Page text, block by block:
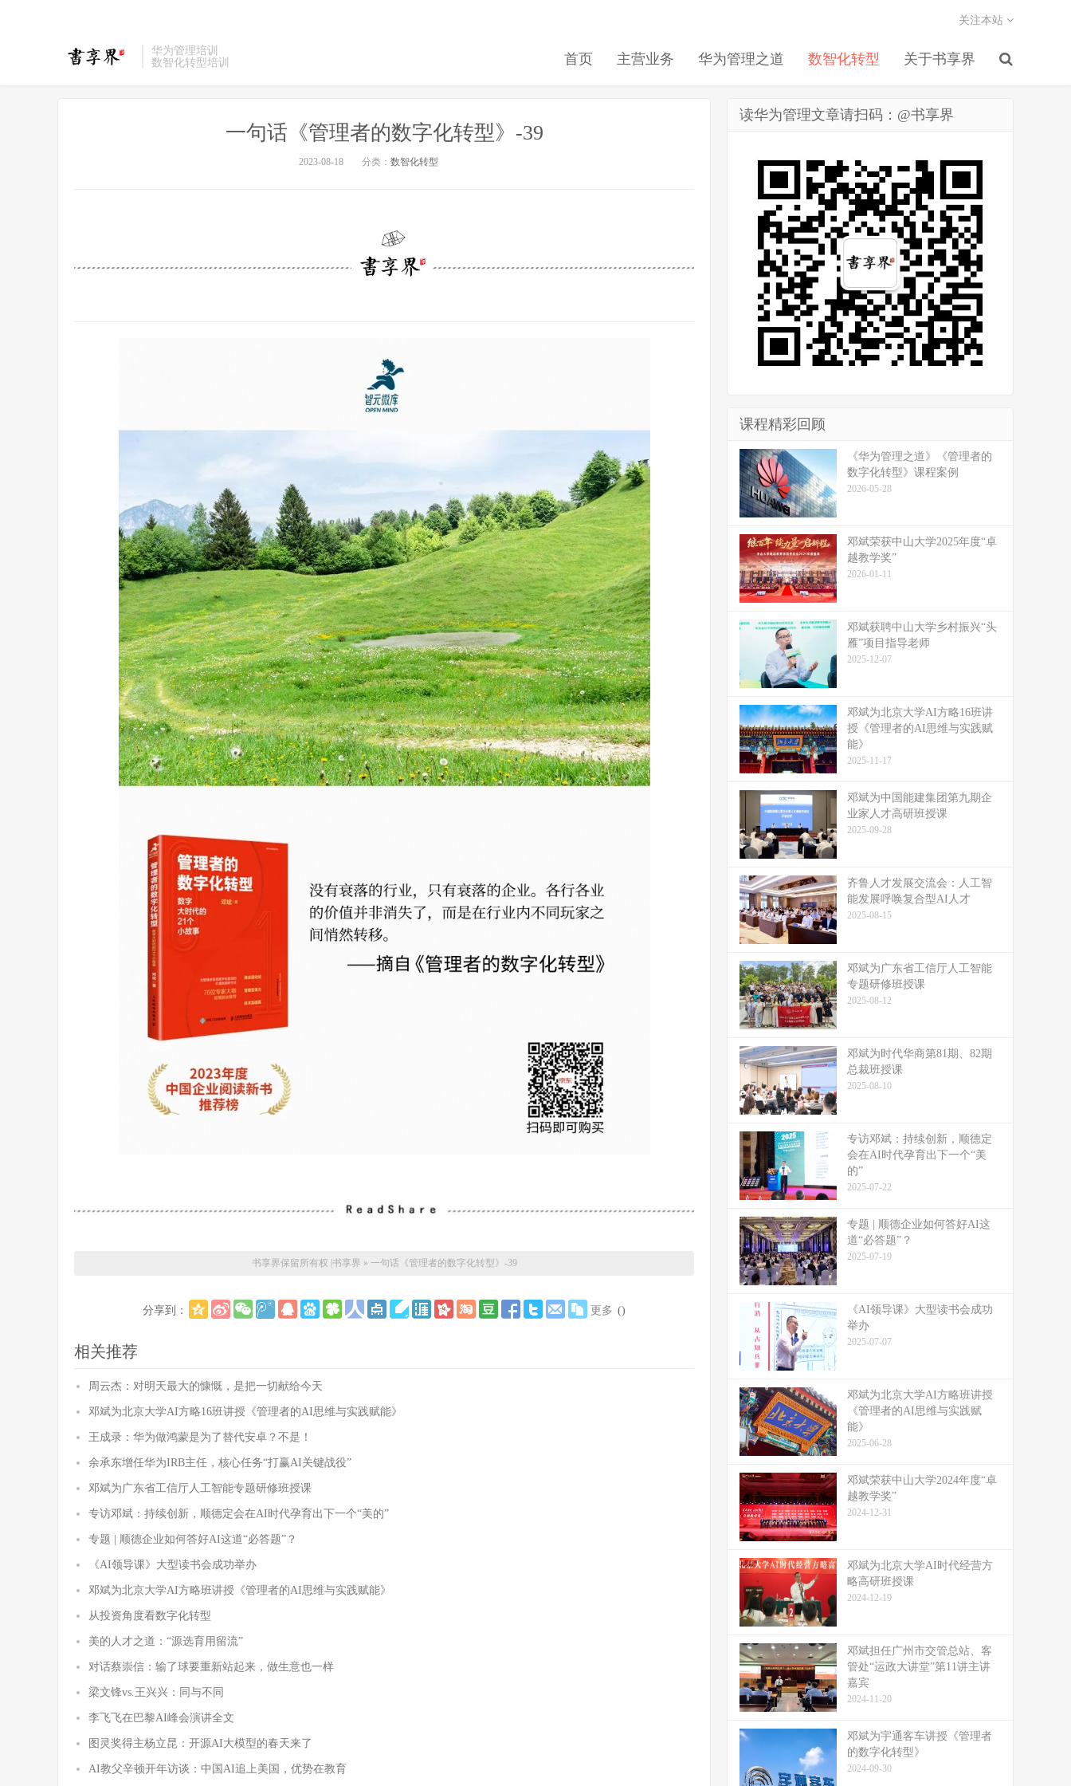
华为管理培训
数智化转型培训
首页 主营业务 华为管理之道 数智化转型 关于书享界
关注本站
一句话《管理者的数字化转型》-39
2023-08-18 分类： 数智化转型
书享界保留所有权 |书享界 » 一句话《管理者的数字化转型》-39
分享到： 更多 ()
相关推荐
周云杰：对明天最大的慷慨，是把一切献给今天
邓斌为北京大学AI方略16班讲授《管理者的AI思维与实践赋能》
王成录：华为做鸿蒙是为了替代安卓？不是！
余承东增任华为IRB主任，核心任务“打赢AI关键战役”
邓斌为广东省工信厅人工智能专题研修班授课
专访邓斌：持续创新，顺德定会在AI时代孕育出下一个“美的”
专题 | 顺德企业如何答好AI这道“必答题”？
《AI领导课》大型读书会成功举办
邓斌为北京大学AI方略班讲授《管理者的AI思维与实践赋能》
从投资角度看数字化转型
美的人才之道：“源选育用留流”
对话蔡崇信：输了球要重新站起来，做生意也一样
梁文锋vs.王兴兴：同与不同
李飞飞在巴黎AI峰会演讲全文
图灵奖得主杨立昆：开源AI大模型的春天来了
AI教父辛顿开年访谈：中国AI追上美国，优势在教育
读华为管理文章请扫码：@书享界
课程精彩回顾
《华为管理之道》《管理者的
数字化转型》课程案例
2026-05-28
邓斌荣获中山大学2025年度“卓
越教学奖”
2026-01-11
邓斌获聘中山大学乡村振兴“头
雁”项目指导老师
2025-12-07
邓斌为北京大学AI方略16班讲
授《管理者的AI思维与实践赋
能》
2025-11-17
邓斌为中国能建集团第九期企
业家人才高研班授课
2025-09-28
齐鲁人才发展交流会：人工智
能发展呼唤复合型AI人才
2025-08-15
邓斌为广东省工信厅人工智能
专题研修班授课
2025-08-12
邓斌为时代华商第81期、82期
总裁班授课
2025-08-10
专访邓斌：持续创新，顺德定
会在AI时代孕育出下一个“美
的”
2025-07-22
专题 | 顺德企业如何答好AI这
道“必答题”？
2025-07-19
《AI领导课》大型读书会成功
举办
2025-07-07
邓斌为北京大学AI方略班讲授
《管理者的AI思维与实践赋
能》
2025-06-28
邓斌荣获中山大学2024年度“卓
越教学奖”
2024-12-31
邓斌为北京大学AI时代经营方
略高研班授课
2024-12-19
邓斌担任广州市交管总站、客
管处“运政大讲堂”第11讲主讲
嘉宾
2024-11-20
邓斌为宇通客车讲授《管理者
的数字化转型》
2024-09-30